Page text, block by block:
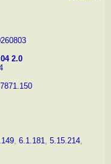
2.0
, 6.1.181, 5.15.214,